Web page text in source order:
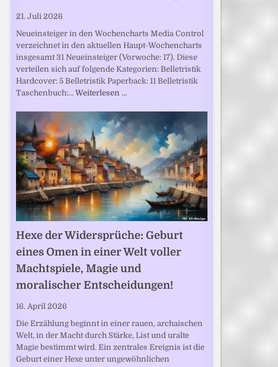
21. Juli 2026
Neueinsteiger in den Wochencharts Media Control
verzeichnet in den aktuellen Haupt-Wochencharts
insgesamt 31 Neueinsteiger (Vorwoche: 17). Diese
verteilen sich auf folgende Kategorien: Belletristik
Hardcover: 5 Belletristik Paperback: 11 Belletristik
Taschenbuch:… Weiterlesen …
Hexe der Widersprüche: Geburt
eines Omen in einer Welt voller
Machtspiele, Magie und
moralischer Entscheidungen!
16. April 2026
Die Erzählung beginnt in einer rauen, archaischen
Welt, in der Macht durch Stärke, List und uralte
Magie bestimmt wird. Ein zentrales Ereignis ist die
Geburt einer Hexe unter ungewöhnlichen